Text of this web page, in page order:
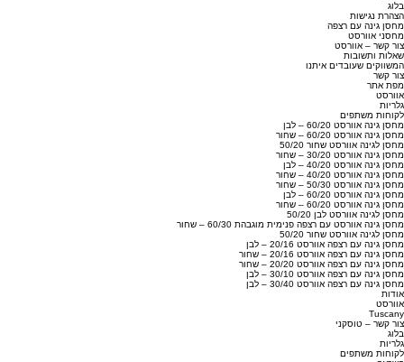
בלוג
הצהרת נגישות
מחסן גינה עם רצפה
מחסני אוורסט
צור קשר – אוורסט
שאלות ותשובות
המשווקים שעובדים איתנו
צור קשר
מפת אתר
אוורסט
גלריות
לקוחות משתפים
מחסן גינה אוורסט 60/20 – לבן
מחסן גינה אוורסט 60/20 – שחור
מחסן לגינה אוורסט שחור 50/20
מחסן גינה אוורסט 30/20 – שחור
מחסן גינה אוורסט 40/20 – לבן
מחסן גינה אוורסט 40/20 – שחור
מחסן גינה אוורסט 50/30 – שחור
מחסן גינה אוורסט 60/20 – לבן
מחסן גינה אוורסט 60/20 – שחור
מחסן לגינה אוורסט לבן 50/20
מחסן גינה אוורסט עם רצפה פנימית מוגבהת 60/30 – שחור
מחסן לגינה אוורסט שחור 50/20
מחסן גינה עם רצפה אוורסט 20/16 – לבן
מחסן גינה עם רצפה אוורסט 20/16 – שחור
מחסן גינה עם רצפה אוורסט 20/20 – שחור
מחסן גינה עם רצפה אוורסט 30/10 – לבן
מחסן גינה עם רצפה אוורסט 30/40 – לבן
אודות
אוורסט
Tuscany
צור קשר – טוסקני
בלוג
גלריות
לקוחות משתפים